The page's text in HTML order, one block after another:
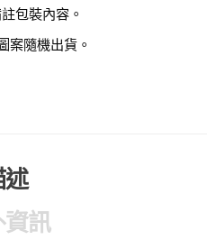
包裝內容。
案隨機出貨。
述
資訊